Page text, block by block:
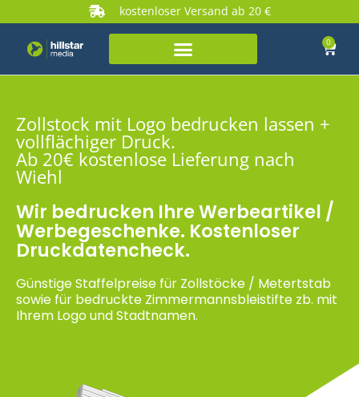
kostenloser Versand ab 20 €
0
Zollstock mit Logo bedrucken lassen +
vollflächiger Druck.
Ab 20€ kostenlose Lieferung nach
Wiehl
Wir bedrucken Ihre Werbeartikel /
Werbegeschenke. Kostenloser
Druckdatencheck.
Günstige Staffelpreise für Zollstöcke / Metertstab
sowie für bedruckte Zimmermannsbleistifte zb. mit
Ihrem Logo und Stadtnamen.